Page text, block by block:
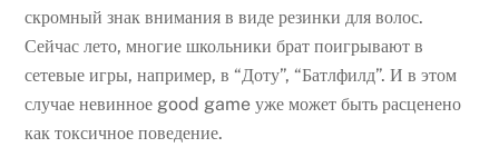
скромный знак внимания в виде резинки для волос.
Сейчас лето, многие школьники брат поигрывают в
сетевые игры, например, в “Доту”, “Батлфилд”. И в этом
случае невинное good game уже может быть расценено
как токсичное поведение.